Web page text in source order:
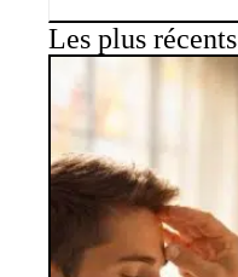
Les plus récents